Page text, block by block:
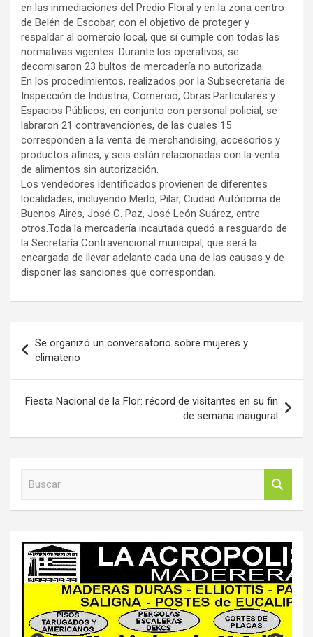
en las inmediaciones del Predio Floral y en la zona centro
de Belén de Escobar, con el objetivo de proteger y
respaldar al comercio local, que sí cumple con todas las
normativas vigentes. Durante los operativos, se
decomisaron 23 bultos de mercadería no autorizada.
En los procedimientos, realizados por la Subsecretaría de
Inspección de Industria, Comercio, Obras Particulares y
Espacios Públicos, en conjunto con personal policial, se
labraron 21 contravenciones, de las cuales 15
corresponden a la venta de merchandising, accesorios y
productos afines, y seis están relacionadas con la venta
de alimentos sin autorización.
Los vendedores identificados provienen de diferentes
localidades, incluyendo Merlo, Pilar, Ciudad Autónoma de
Buenos Aires, José C. Paz, José León Suárez, entre
otros.Toda la mercadería incautada quedó a resguardo de
la Secretaría Contravencional municipal, que será la
encargada de llevar adelante cada una de las causas y de
disponer las sanciones que correspondan.
de
entradas
Se organizó un conversatorio sobre mujeres y
climaterio
Fiesta Nacional de la Flor: récord de visitantes en su fin
de semana inaugural
r